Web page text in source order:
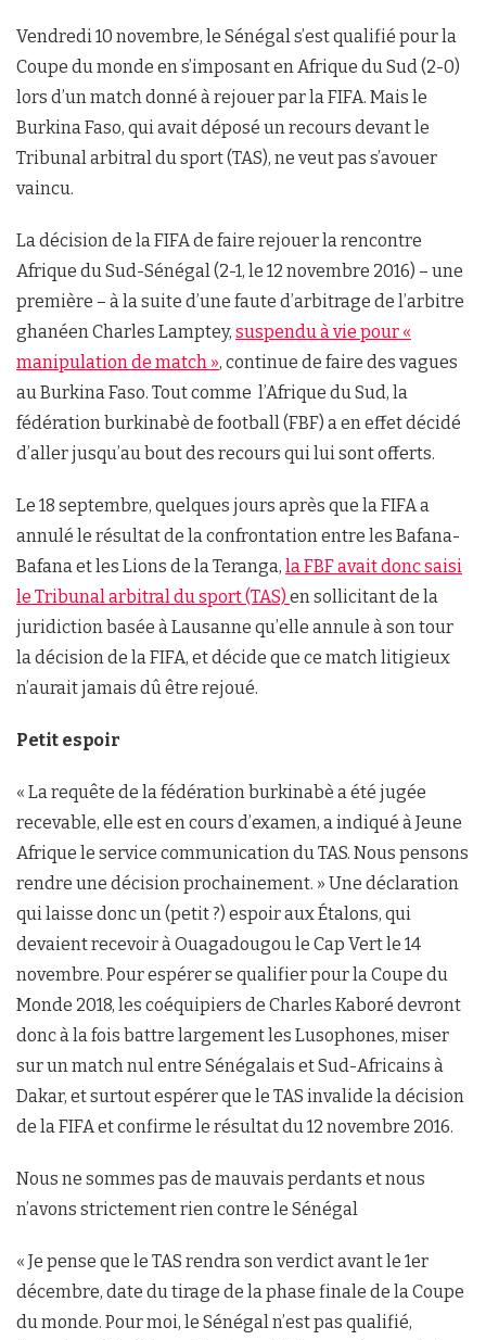
Vendredi 10 novembre, le Sénégal s’est qualifié pour la
Coupe du monde en s’imposant en Afrique du Sud (2-0)
lors d’un match donné à rejouer par la FIFA. Mais le
Burkina Faso, qui avait déposé un recours devant le
Tribunal arbitral du sport (TAS), ne veut pas s’avouer
vaincu.
La décision de la FIFA de faire rejouer la rencontre
Afrique du Sud-Sénégal (2-1, le 12 novembre 2016) – une
première – à la suite d’une faute d’arbitrage de l’arbitre
ghanéen Charles Lamptey, suspendu à vie pour «
manipulation de match », continue de faire des vagues
au Burkina Faso. Tout comme l’Afrique du Sud, la
fédération burkinabè de football (FBF) a en effet décidé
d’aller jusqu’au bout des recours qui lui sont offerts.
Le 18 septembre, quelques jours après que la FIFA a
annulé le résultat de la confrontation entre les Bafana-
Bafana et les Lions de la Teranga, la FBF avait donc saisi
le Tribunal arbitral du sport (TAS) en sollicitant de la
juridiction basée à Lausanne qu’elle annule à son tour
la décision de la FIFA, et décide que ce match litigieux
n’aurait jamais dû être rejoué.
Petit espoir
« La requête de la fédération burkinabè a été jugée
recevable, elle est en cours d’examen, a indiqué à Jeune
Afrique le service communication du TAS. Nous pensons
rendre une décision prochainement. » Une déclaration
qui laisse donc un (petit ?) espoir aux Étalons, qui
devaient recevoir à Ouagadougou le Cap Vert le 14
novembre. Pour espérer se qualifier pour la Coupe du
Monde 2018, les coéquipiers de Charles Kaboré devront
donc à la fois battre largement les Lusophones, miser
sur un match nul entre Sénégalais et Sud-Africains à
Dakar, et surtout espérer que le TAS invalide la décision
de la FIFA et confirme le résultat du 12 novembre 2016.
Nous ne sommes pas de mauvais perdants et nous
n’avons strictement rien contre le Sénégal
« Je pense que le TAS rendra son verdict avant le 1er
décembre, date du tirage de la phase finale de la Coupe
du monde. Pour moi, le Sénégal n’est pas qualifié,